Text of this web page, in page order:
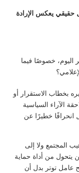
يعكس الإرادة
اليوم، خصوصًا فيما
بخطاب الاستقرار أو
الآراء السياسية
انحرافًا خطيرًا عن
المجتمع ولا إلى
يتحول من أداة حماية
عامل توتر بدل أن